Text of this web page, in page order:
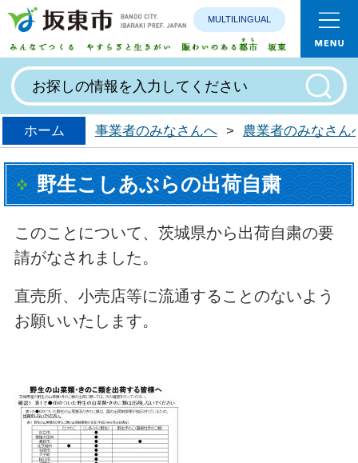
みんなで
MULTILINGUAL
ホーム 事業者のみなさんへ > 農業者のみなさん
野生こしあぶらの出荷自粛
このことについて、茨城県から出荷自粛の要
請がなされました。
直売所、小売店等に流通することのないよう
お願いいたします。